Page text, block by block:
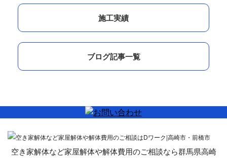
施工実績
ブログ記事一覧
空き家解体など家屋解体や解体費用のご相談なら群馬県高崎